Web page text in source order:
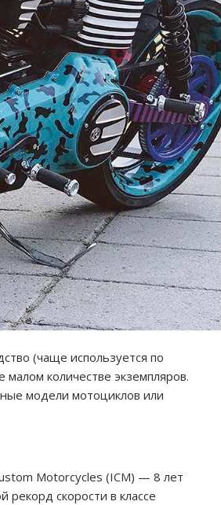
(чаще используется по
количестве экземпляров.
модели мотоциклов или
Motorcycles (ICM) — 8 лет
рекорд скорости в классе